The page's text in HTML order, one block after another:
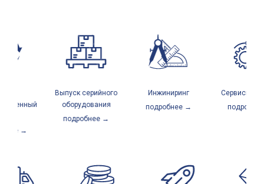
Выпуск серийного
оборудования
подробнее →
Инжиниринг
подробнее →
Сервисный
подробнее →